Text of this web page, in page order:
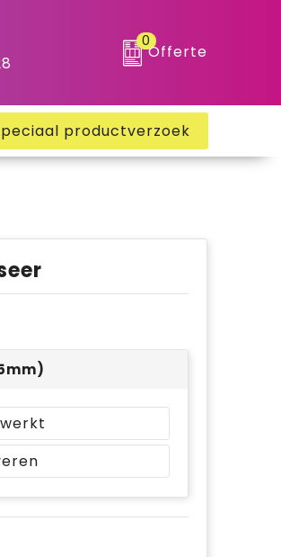
0
Offerte
productverzoek